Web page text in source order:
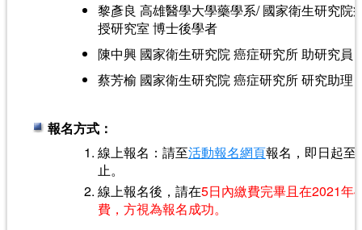
黎彥良 高雄醫學大學藥學系/ 國家衛生研究院
授研究室 博士後學者
陳中興 國家衛生研究院 癌症研究所 助研究員
蔡芳榆 國家衛生研究院 癌症研究所 研究助理
報名方式：
線上報名：請至活動報名網頁報名，即日起至
止。
線上報名後，請在5日內繳費完畢且在2021年
費，方視為報名成功。